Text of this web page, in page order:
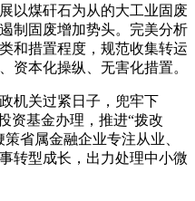
煤矸石为从的大工业固废
制固废增加势头。完美分析
和措置程度，规范收集转运
资本化操纵、无害化措置。
关过紧日子，兜牢下
资基金办理，推进“拨改
省属金融企业专注从业、
转型成长，出力处理中小微